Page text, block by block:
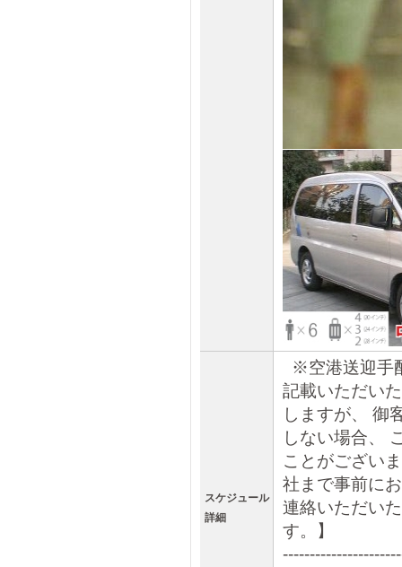
スケジュール
詳細
※空港送迎手
記載いただい
しますが、 御
しない場合、
ことがござい
社まで事前に
連絡いただい
す。】